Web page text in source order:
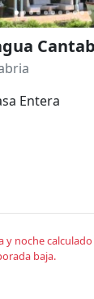
Entera
y noche
baja.